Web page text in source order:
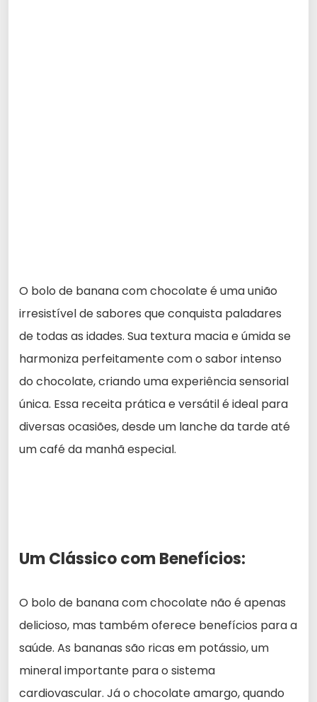
O bolo de banana com chocolate é uma união
irresistível de sabores que conquista paladares
de todas as idades. Sua textura macia e úmida se
harmoniza perfeitamente com o sabor intenso
do chocolate, criando uma experiência sensorial
única. Essa receita prática e versátil é ideal para
diversas ocasiões, desde um lanche da tarde até
um café da manhã especial.
Um Clássico com Benefícios:
O bolo de banana com chocolate não é apenas
delicioso, mas também oferece benefícios para a
saúde. As bananas são ricas em potássio, um
mineral importante para o sistema
cardiovascular. Já o chocolate amargo, quando